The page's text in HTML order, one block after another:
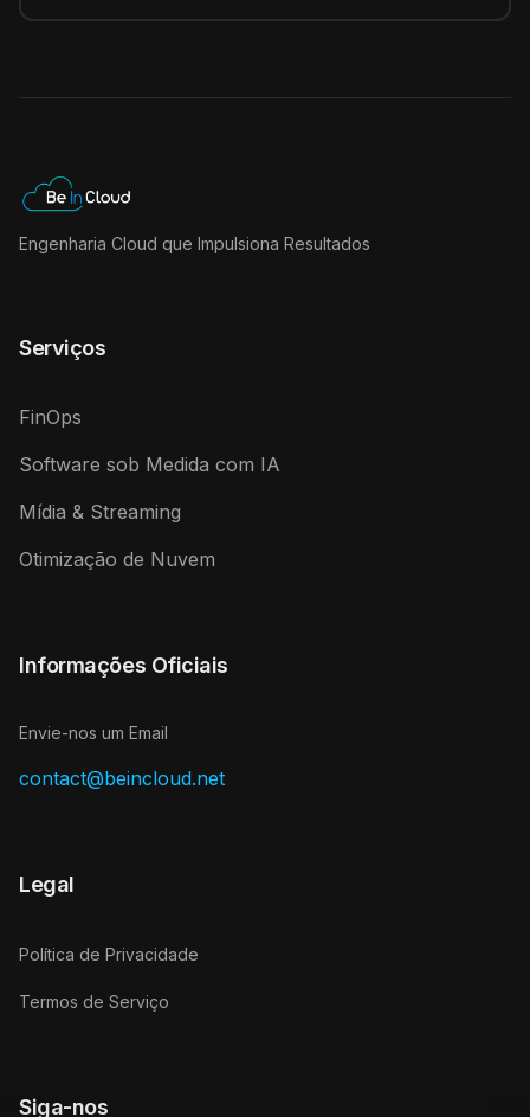
Engenharia Cloud que Impulsiona Resultados
Serviços
FinOps
Software sob Medida com IA
Mídia & Streaming
Otimização de Nuvem
Informações Oficiais
Envie-nos um Email
contact@beincloud.net
Legal
Política de Privacidade
Termos de Serviço
Siga-nos